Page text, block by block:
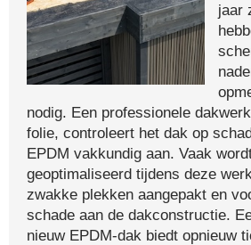
jaar
nodig. Een professionele
folie, controleert het dak op
EPDM vakkundig aan. Vaak
geoptimaliseerd tijdens deze
zwakke plekken aangepakt en
schade aan de dakconstructie.
nieuw EPDM-dak biedt opnieuw